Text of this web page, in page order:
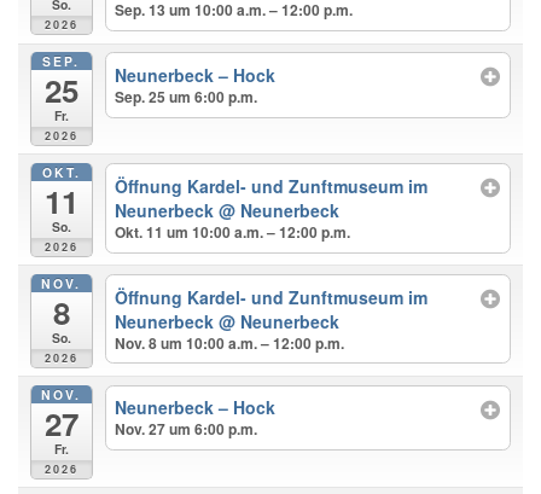
So.
2026
Sep. 13 um 10:00 a.m. – 12:00 p.m.
SEP.
25
Fr.
2026
Neunerbeck – Hock
Sep. 25 um 6:00 p.m.
OKT.
11
So.
2026
Öffnung Kardel- und Zunftmuseum im
Neunerbeck@ Neunerbeck
Okt. 11 um 10:00 a.m. – 12:00 p.m.
NOV.
8
So.
2026
Öffnung Kardel- und Zunftmuseum im
Neunerbeck@ Neunerbeck
Nov. 8 um 10:00 a.m. – 12:00 p.m.
NOV.
27
Fr.
2026
Neunerbeck – Hock
Nov. 27 um 6:00 p.m.